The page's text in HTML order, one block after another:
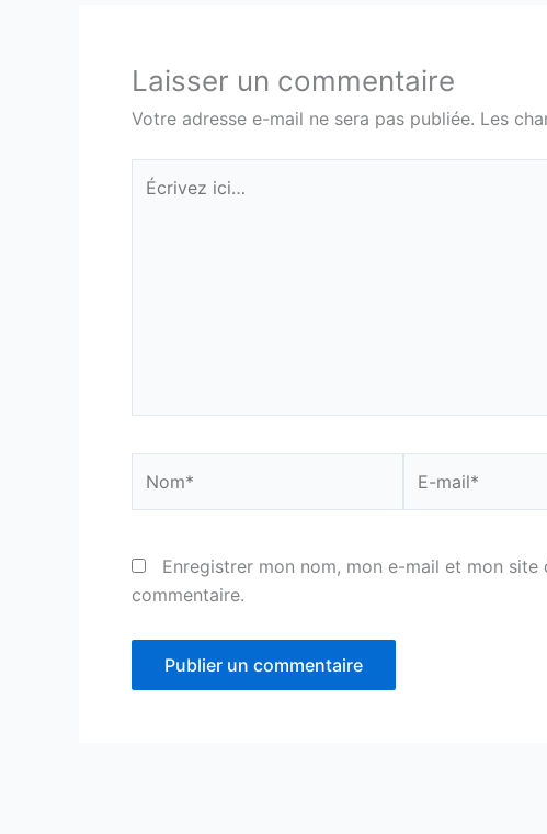
Laisser un commentaire
Votre adresse e-mail ne sera pas publiée. Les
Écrivez
ici…
mail*
Enregistrer mon nom, mon e-mail et mon
commentaire.